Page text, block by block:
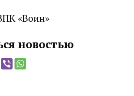
«Воин»
новостью